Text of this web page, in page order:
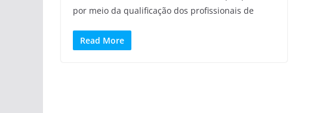
por meio da qualificação dos profissionais de
Read More